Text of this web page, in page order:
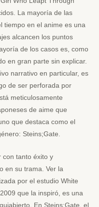
La mayoría de las
tiempo en el anime es una
alcancen los puntos
de los casos es, como
en gran parte sin explicar.
narrativo en particular, es
de ser perforada por
meticulosamente
de aime que
que destaca como el
Steins;Gate.
con tanto éxito y
en su trama. Ver la
por el estudio White
que la inspiró, es una
En Steins;Gate, el